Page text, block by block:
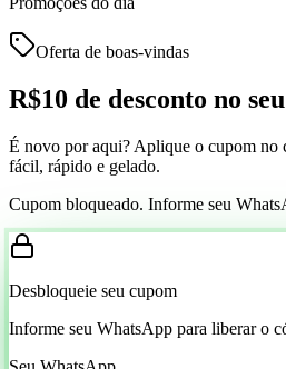
Oferta de boas-vindas
R$10 de desconto no
É novo por aqui? Aplique o cupom
fácil, rápido e gelado.
Cupom bloqueado. Informe seu
Desbloqueie seu cupom
Informe seu WhatsApp para liberar o